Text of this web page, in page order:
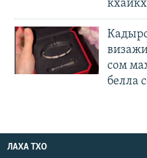
сом
белла
ЛАХА ТХО